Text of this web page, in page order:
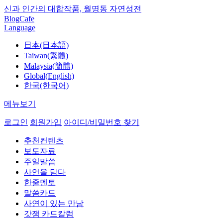
신과 인간의 대합작품, 월명동 자연성전
BlogCafe
Language
日本(日本語)
Taiwan(繁體)
Malaysia(簡體)
Global(English)
한국(한국어)
메뉴보기
로그인 회원가입 아이디/비밀번호 찾기
추천컨텐츠
보도자료
주일말씀
사연을 담다
한줄멘토
말씀카드
사연이 있는 만남
갓잼 카드칼럼